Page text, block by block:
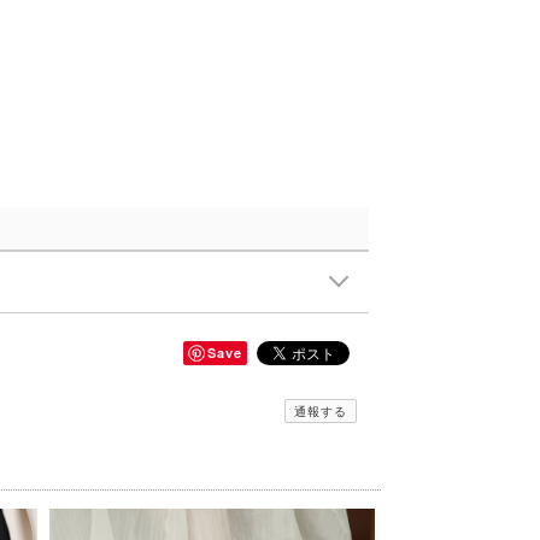
Save
通報する